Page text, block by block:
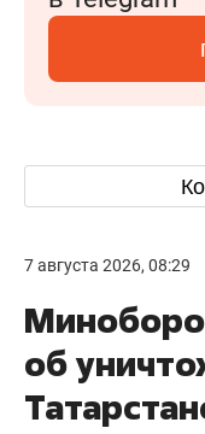
7 августа 2026, 08:29
об